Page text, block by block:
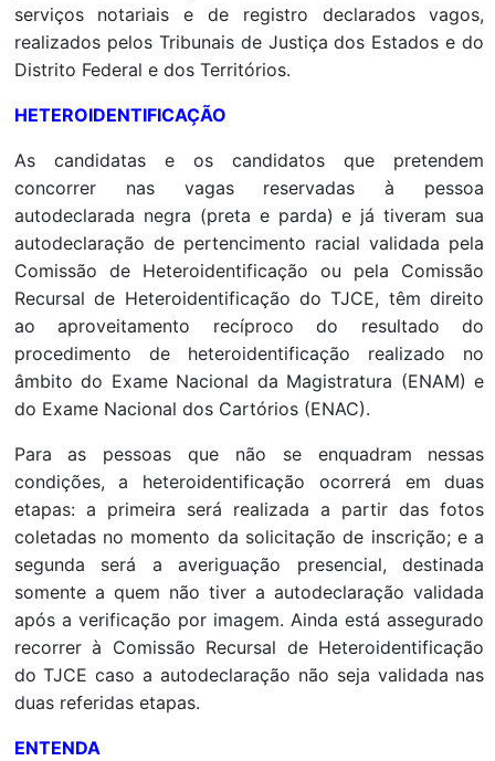
serviços notariais e de registro declarados vagos,
realizados pelos Tribunais de Justiça dos Estados e do
Distrito Federal e dos Territórios.
HETEROIDENTIFICAÇÃO
As candidatas e os candidatos que pretendem
concorrer nas vagas reservadas à pessoa
autodeclarada negra (preta e parda) e já tiveram sua
autodeclaração de pertencimento racial validada pela
Comissão de Heteroidentificação ou pela Comissão
Recursal de Heteroidentificação do TJCE, têm direito
ao aproveitamento recíproco do resultado do
procedimento de heteroidentificação realizado no
âmbito do Exame Nacional da Magistratura (ENAM) e
do Exame Nacional dos Cartórios (ENAC).
Para as pessoas que não se enquadram nessas
condições, a heteroidentificação ocorrerá em duas
etapas: a primeira será realizada a partir das fotos
coletadas no momento da solicitação de inscrição; e a
segunda será a averiguação presencial, destinada
somente a quem não tiver a autodeclaração validada
após a verificação por imagem. Ainda está assegurado
recorrer à Comissão Recursal de Heteroidentificação
do TJCE caso a autodeclaração não seja validada nas
duas referidas etapas.
ENTENDA